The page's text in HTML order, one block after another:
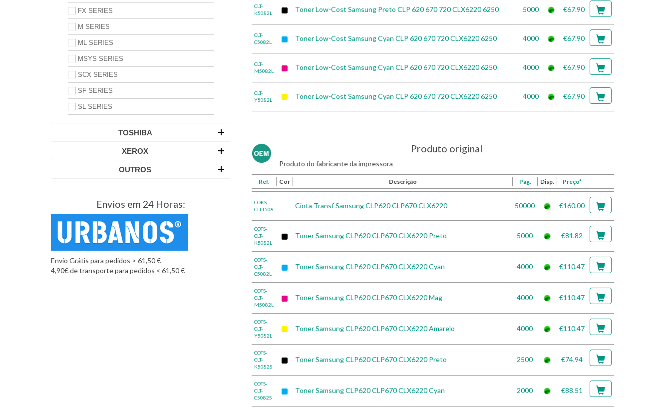
FX SERIES
M SERIES
ML SERIES
MSYS SERIES
SCX SERIES
SF SERIES
SL SERIES
TOSHIBA
XEROX
OUTROS
Envios em 24 Horas:
Envio Grátis para pedidos > 61,50 €
4,90€ de transporte para pedidos < 61,50 €
CLT-
K5082L
Toner Low-Cost Samsung Preto CLP 620 670 720 CLX6220 6250 5000 €67.90
CLT-
C5082L
Toner Low-Cost Samsung Cyan CLP 620 670 720 CLX6220 6250 4000 €67.90
CLT-
M5082L
Toner Low-Cost Samsung Cyan CLP 620 670 720 CLX6220 6250 4000 €67.90
CLT-
Y5082L
Toner Low-Cost Samsung Cyan CLP 620 670 720 CLX6220 6250 4000 €67.90
Produto original
Produto do fabricante da impressora
Ref. Cor Descrição Pág. Disp. Preço*
COKS-
CLT-T508
Cinta Transf Samsung CLP620 CLP670 CLX6220 50000 €160.00
COTS-
CLT-
K5082L
Toner Samsung CLP620 CLP670 CLX6220 Preto 5000 €81.82
COTS-
CLT-
C5082L
Toner Samsung CLP620 CLP670 CLX6220 Cyan 4000 €110.47
COTS-
CLT-
M5082L
Toner Samsung CLP620 CLP670 CLX6220 Mag 4000 €110.47
COTS-
CLT-
Y5082L
Toner Samsung CLP620 CLP670 CLX6220 Amarelo 4000 €110.47
COTS-
CLT-
K5082S
Toner Samsung CLP620 CLP670 CLX6220 Preto 2500 €74.94
COTS-
CLT-
C5082S
Toner Samsung CLP620 CLP670 CLX6220 Cyan 2000 €88.51